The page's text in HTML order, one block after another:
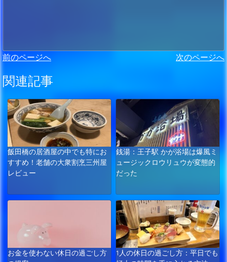
前のページへ 次のページへ
関連記事
飯田橋の居酒屋の中でも特にお
すすめ！老舗の大衆割烹三州屋
レビュー
銭湯：王子駅 かが浴場は爆風ミ
ュージックロウリュウが変態的
だった
お金を使わない休日の過ごし方
1人の休日の過ごし方：平日でも